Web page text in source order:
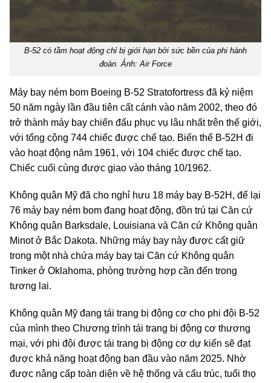
B-52 có tầm hoạt động chỉ bị giới hạn bởi sức bền của phi hành
đoàn. Ảnh: Air Force
Máy bay ném bom Boeing B-52 Stratofortress đã kỷ niệm
50 năm ngày lần đầu tiên cất cánh vào năm 2002, theo đó
trở thành máy bay chiến đấu phục vụ lâu nhất trên thế giới,
với tổng cộng 744 chiếc được chế tạo. Biến thể B-52H đi
vào hoạt động năm 1961, với 104 chiếc được chế tạo.
Chiếc cuối cùng được giao vào tháng 10/1962.
Không quân Mỹ đã cho nghỉ hưu 18 máy bay B-52H, để lại
76 máy bay ném bom đang hoạt động, đồn trú tại Căn cứ
Không quân Barksdale, Louisiana và Căn cứ Không quân
Minot ở Bắc Dakota. Những máy bay này được cất giữ
trong một nhà chứa máy bay tại Căn cứ Không quân
Tinker ở Oklahoma, phòng trường hợp cần đến trong
tương lai.
Không quân Mỹ đang tái trang bị động cơ cho phi đội B-52
của mình theo Chương trình tái trang bị động cơ thương
mại, với phi đội được tái trang bị động cơ dự kiến sẽ đạt
được khả năng hoạt động ban đầu vào năm 2025. Nhờ
được nâng cấp toàn diện về hệ thống và cấu trúc, tuổi thọ